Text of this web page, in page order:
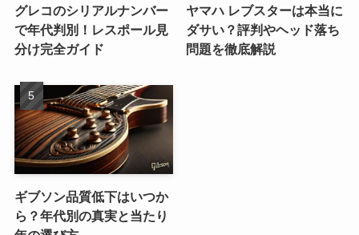
グレコのシリアルナンバー
で年代判別！レスポール見
分け完全ガイド
ヤマハ レブスターは本当に
ダサい？評判やヘッド落ち
問題を徹底解説
ギブソン品質低下はいつか
ら？年代別の真実と当たり